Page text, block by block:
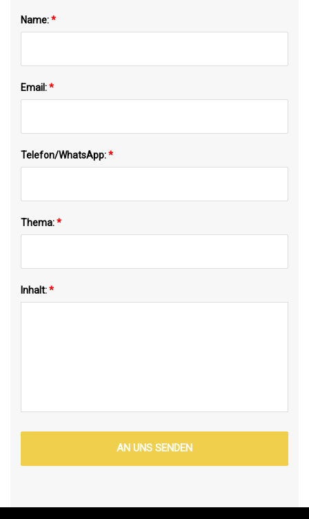
Name:*
Email:*
Telefon/WhatsApp:*
Thema:*
Inhalt:*
AN UNS SENDEN